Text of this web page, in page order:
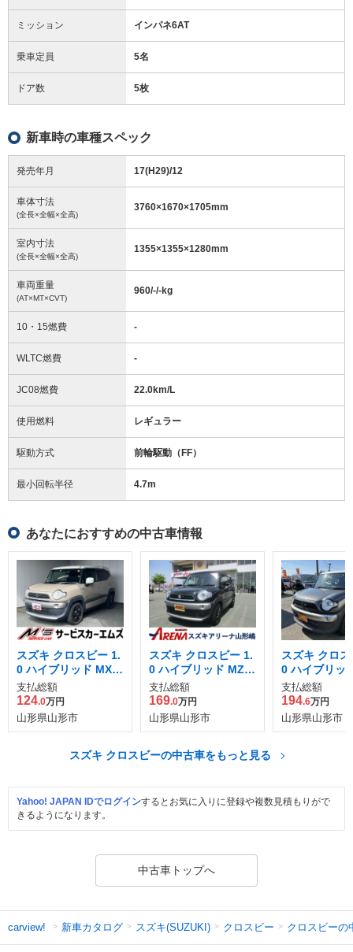
ミッション インパネ6AT
乗車定員 5名
ドア数 5枚
新車時の車種スペック
発売年月 17(H29)/12
車体寸法
(全長×全幅×全高)
3760×1670×1705mm
室内寸法
(全長×全幅×全高)
1355×1355×1280mm
車両重量
(AT×MT×CVT)
960/-/-kg
10・15燃費 -
WLTC燃費 -
JC08燃費 22.0km/L
使用燃料 レギュラー
駆動方式 前輪駆動（FF）
最小回転半径 4.7m
あなたにおすすめの中古車情報
スズキ クロスビー 1.
0 ハイブリッド MX
スズキ セーフティ サ
ポートパッケージ装
着車 4WD
支払総額
124.0万円
山形県山形市
スズキ クロスビー 1.
0 ハイブリッド MZ 4
WD
支払総額
169.0万円
山形県山形市
スズキ クロ
0 ハイブリッ
WD
支払総額
194.6万円
山形県山形市
スズキ クロスビーの中古車をもっと見る
Yahoo! JAPAN IDでログインするとお気に入りに登録や複数見積もりがで
きるようになります。
中古車トップへ
carview! 新車カタログ スズキ(SUZUKI) クロスビー クロスビーの